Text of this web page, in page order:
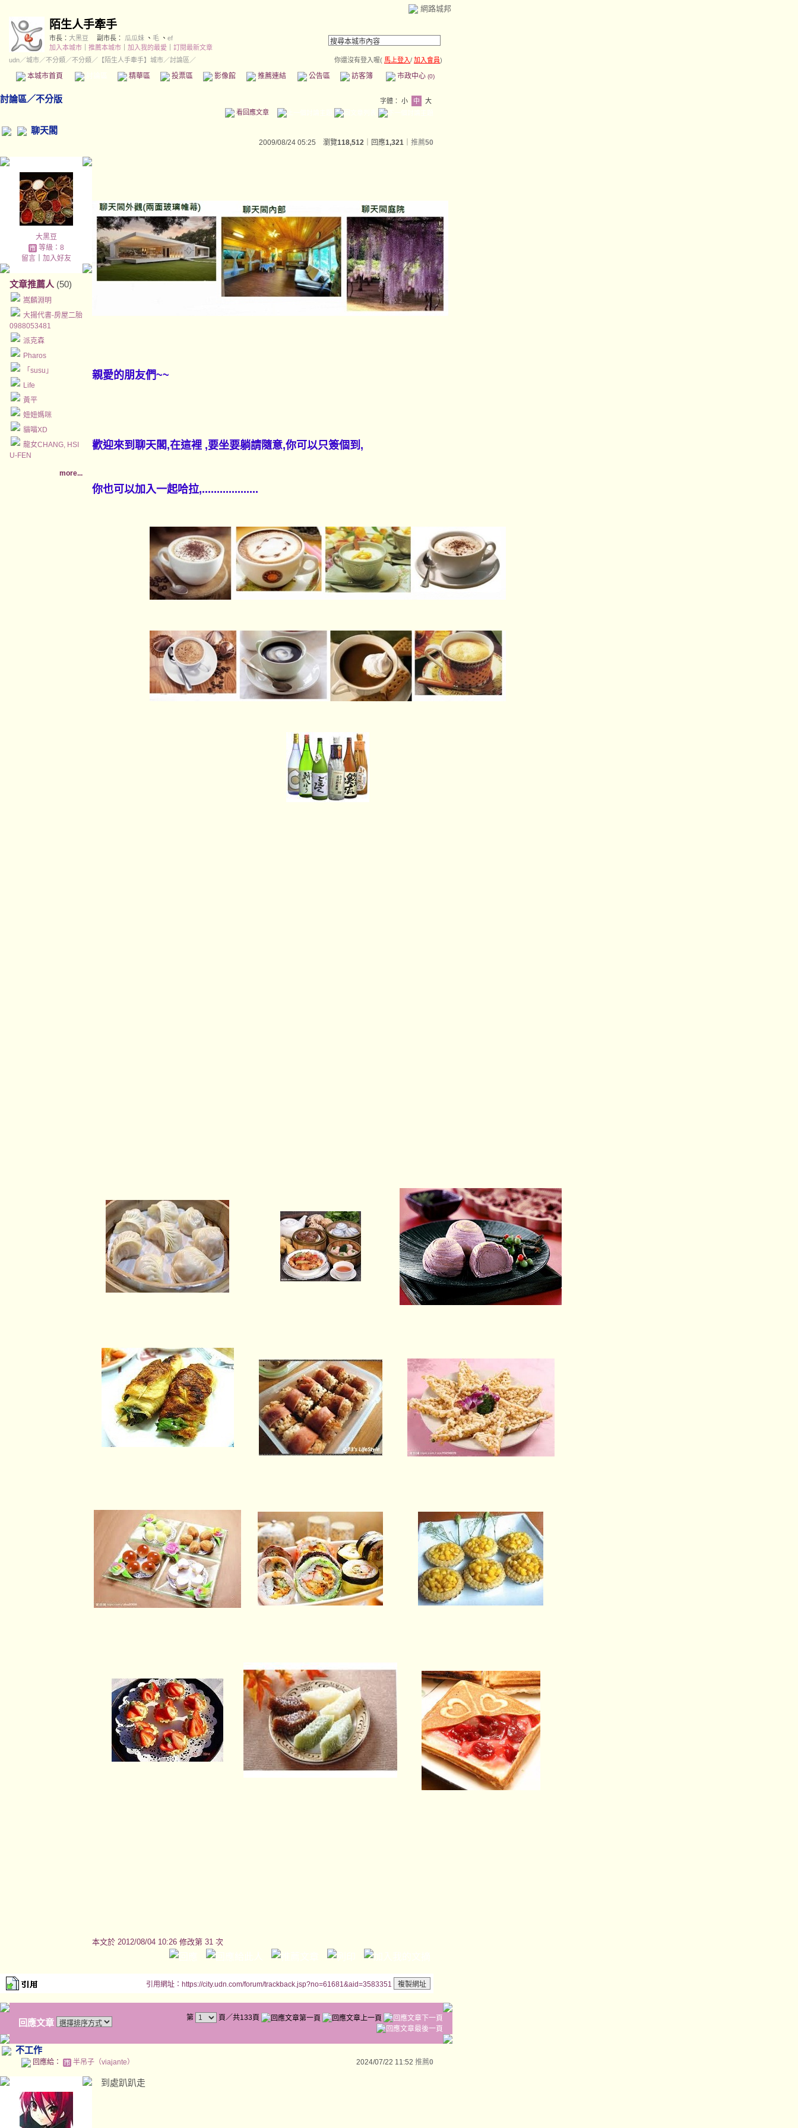
網路城邦
陌生人手牽手
市長： 大黑豆 副市長： 瓜瓜妹 、 毛 、 ef
加入本城市
推薦本城市 加入我的最愛
訂閱最新文章
udn／城市／不分類 ／不分類 ／ 【陌生人手牽手】城市／討論區／ 你還沒有登入喔( 馬上登入/ 加入會員)
本城市首頁 精華區 投票區 影像館 推薦連結 公告區 訪客簿 市政中心 (0)
討論區／不分版 字體： 小 中
大
看回應文章
聊天閣
2009/08/24 05:25 瀏覽118,512 ｜回應1,321 推薦50
大黑豆
等級：8
留言｜ 加入好友
文章推薦人 (50)
嵩麟淵明
大揚代書-房屋二胎
0988053481
派克森
Pharos
「susu」
Life
黃平
妞妞媽咪
貓喵XD
龍女CHANG, HSI
U-FEN
more...
親愛的朋友們~~
歡迎來到聊天閣,在這裡 ,要坐要躺請隨意,你可以只簽個到,
你也可以加 入一起哈拉,...................
本文於 2012/08/04 10:26 修改第 31 次
引用網址：https://city.udn.com/forum/trackback.jsp?no=61681&aid=3583351
回應文章 第 頁／共133頁
不工作
回應給： 半吊子（viajante） 2024/07/22 11:52 推薦0
到處趴趴走